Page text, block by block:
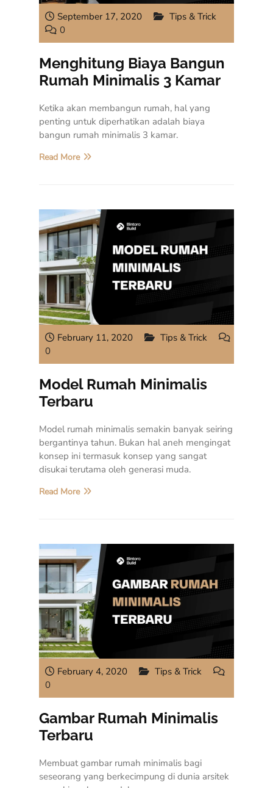
September 17, 2020
Tips & Trick
0
Menghitung Biaya Bangun
Rumah Minimalis 3 Kamar
Ketika akan membangun rumah, hal yang
penting untuk diperhatikan adalah biaya
bangun rumah minimalis 3 kamar.
Read More
February 11, 2020
Tips & Trick
0
Model Rumah Minimalis
Terbaru
Model rumah minimalis semakin banyak seiring
bergantinya tahun. Bukan hal aneh mengingat
konsep ini termasuk konsep yang sangat
disukai terutama oleh generasi muda.
Read More
February 4, 2020
Tips & Trick
0
Gambar Rumah Minimalis
Terbaru
Membuat gambar rumah minimalis bagi
seseorang yang berkecimpung di dunia arsitek